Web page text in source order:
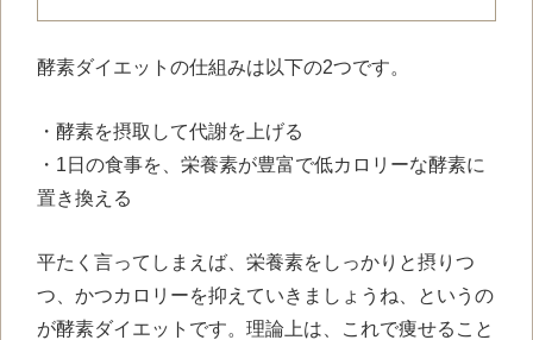
酵素ダイエットの仕組みは以下の2つです。
・酵素を摂取して代謝を上げる
・1日の食事を、栄養素が豊富で低カロリーな酵素に
置き換える
平たく言ってしまえば、栄養素をしっかりと摂りつ
つ、かつカロリーを抑えていきましょうね、というの
が酵素ダイエットです。理論上は、これで痩せること